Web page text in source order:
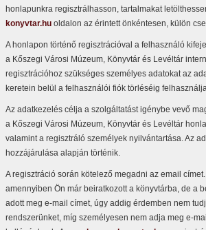
honlapunkra regisztrálhasson, tartalmakat
konyvtar.hu oldalon az érintett önkéntesen, külön
A honlapon történő regisztrációval a felhasználó
a Kőszegi Városi Múzeum, Könyvtár és Levéltár
regisztrációhoz szükséges személyes adatokat az
keretein belül a felhasználói fiók törléséig
Az adatkezelés célja a szolgáltatást igénybe vevő
a Kőszegi Városi Múzeum, Könyvtár és Levéltár
valamint a regisztráló személyek nyilvántartása. Az
hozzájárulása alapján történik.
A regisztráció során kötelező megadni az email
amennyiben Ön már beiratkozott a könyvtárba, de a
adott meg e-mail címet, úgy addig érdemben nem
rendszerünket, míg személyesen nem adja meg e-